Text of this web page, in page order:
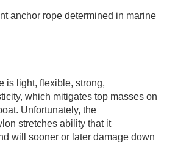
anchor rope determined in marine
is light, flexible, strong,
which mitigates top masses on
Unfortunately, the
stretches ability that it
will sooner or later damage down